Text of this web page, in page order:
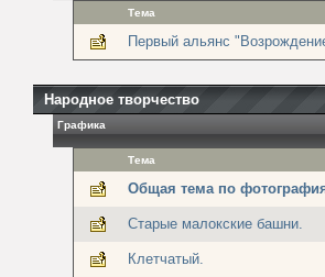
Тема
Первый альянс
Народное творчество
Графика
Тема
Общая тема по
Старые малокские башни.
Клетчатый.